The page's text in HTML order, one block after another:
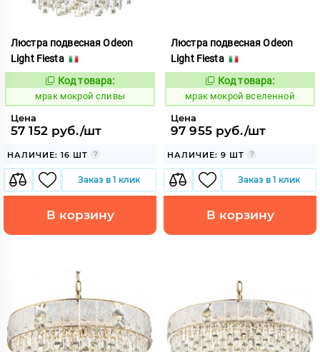
Люстра подвесная Odeon
Light Fiesta
Код:
1054136
Код товара:
мрак мокрой сливы
Цена
57 152 руб./шт
НАЛИЧИЕ: 16 ШТ
Заказ в 1 клик
В корзину
Люстра подвесная Odeon
Light Fiesta
Код:
1054138
Код товара:
мрак мокрой вселенной
Цена
97 955 руб./шт
НАЛИЧИЕ: 9 ШТ
Заказ в 1 клик
В корзину